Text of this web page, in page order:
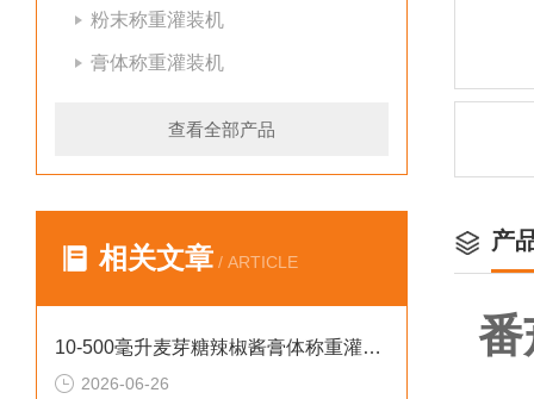
粉末称重灌装机
膏体称重灌装机
查看全部产品
相关文章 / ARTICLE
10-500毫升麦芽糖辣椒酱膏体称重灌装机厂家批发
2026-06-26
产
番